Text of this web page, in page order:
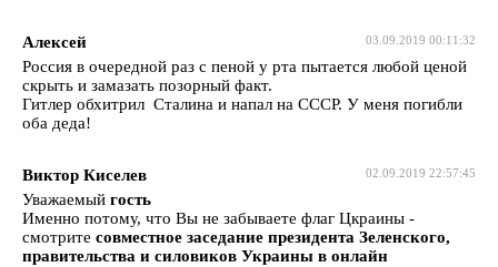
03.09.2019 00:11:32
Алексей
Россия в очередной раз с пеной у рта пытается любой ценой
скрыть и замазать позорный факт.
Гитлер обхитрил Сталина и напал на СССР. У меня погибли
оба деда!
02.09.2019 22:57:45
Виктор Киселев
Уважаемый гость
Именно потому, что Вы не забываете флаг Цкраины -
смотрите совместное заседание президента Зеленского,
правительства и силовиков Украины в онлайн